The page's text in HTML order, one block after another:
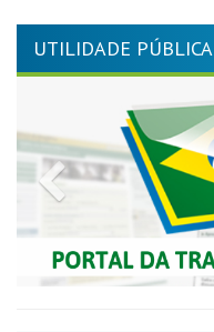
UTILIDADE PÚBLICA
Previous